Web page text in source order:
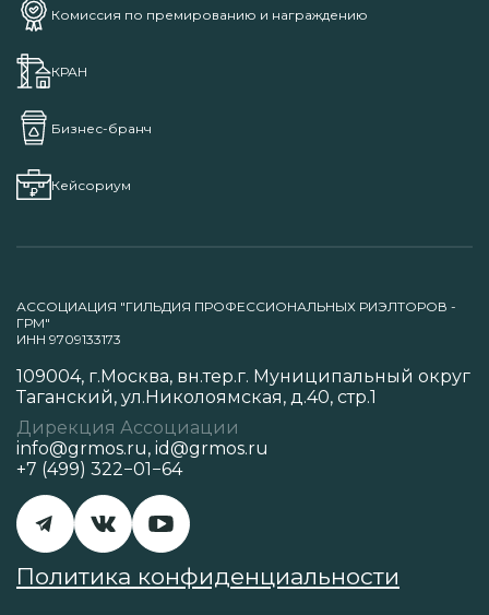
Комиссия по премированию и награждению
КРАН
Бизнес-бранч
Кейсориум
АССОЦИАЦИЯ "ГИЛЬДИЯ ПРОФЕССИОНАЛЬНЫХ РИЭЛТОРОВ -
ГРМ"
ИНН 9709133173
109004, г.Москва, вн.тер.г. Муниципальный округ
Таганский, ул.Николоямская, д.40, стр.1
Дирекция Ассоциации
info@grmos.ru, id@grmos.ru
+7 (499) 322−01−64
Политика конфиденциальности